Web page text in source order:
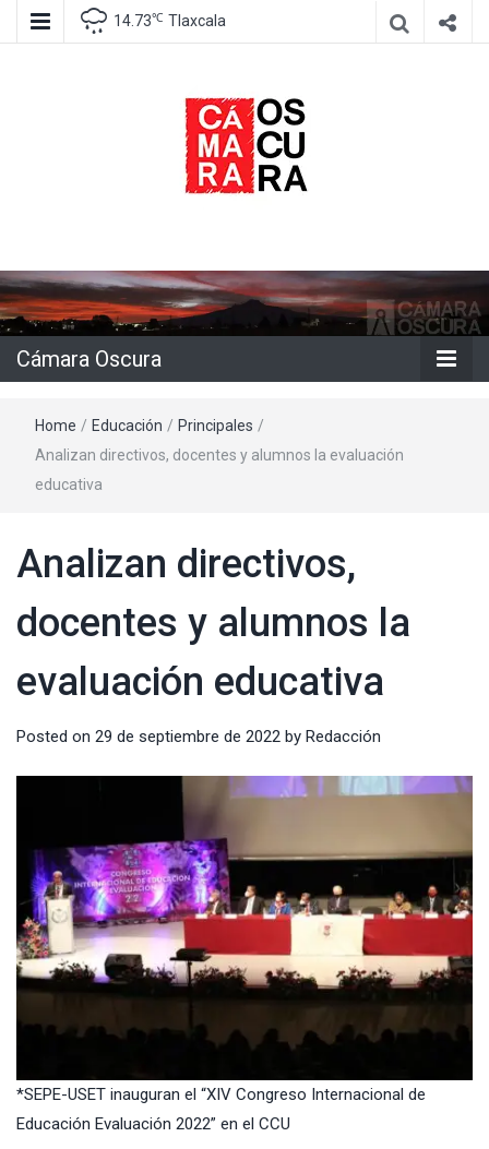
14.73℃ Tlaxcala
Cámara
Oscura
Cámara Oscura
Home / Educación / Principales /
Analizan directivos, docentes y alumnos la evaluación
educativa
Analizan directivos,
docentes y alumnos la
evaluación educativa
Posted on 29 de septiembre de 2022 by Redacción
*SEPE-USET inauguran el “XIV Congreso Internacional de
Educación Evaluación 2022” en el CCU